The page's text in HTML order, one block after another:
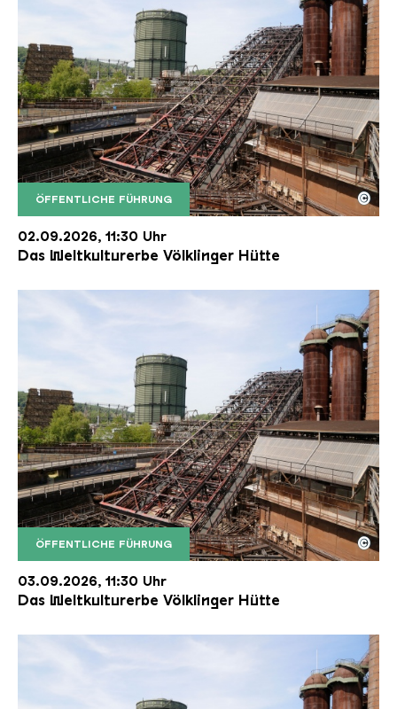
ÖFFENTLICHE FÜHRUNG
Der Erzschrägaufzug der Völklinger Hütte mit
Copyright: Weltkulturerbe Völklinger Hütte | Karl
©
02.09.2026, 11:30 Uhr
Das Weltkulturerbe Völklinger Hütte
ÖFFENTLICHE FÜHRUNG
Der Erzschrägaufzug der Völklinger Hütte mit
Copyright: Weltkulturerbe Völklinger Hütte | Karl
©
03.09.2026, 11:30 Uhr
Das Weltkulturerbe Völklinger Hütte